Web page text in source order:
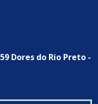
Dores do Rio Preto -